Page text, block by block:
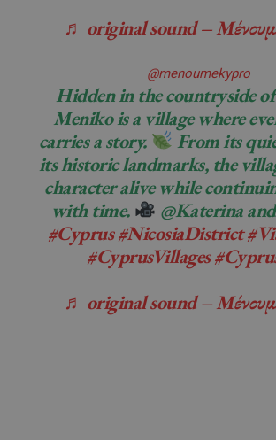
♬ original sound –
@menoumekypro
Hidden in the countryside
Meniko is a village where
carries a story.
From its
its historic landmarks, the
character alive while
with time.
@Katerina
#Cyprus#NicosiaDistrict
#CyprusVillages
♬ original sound –